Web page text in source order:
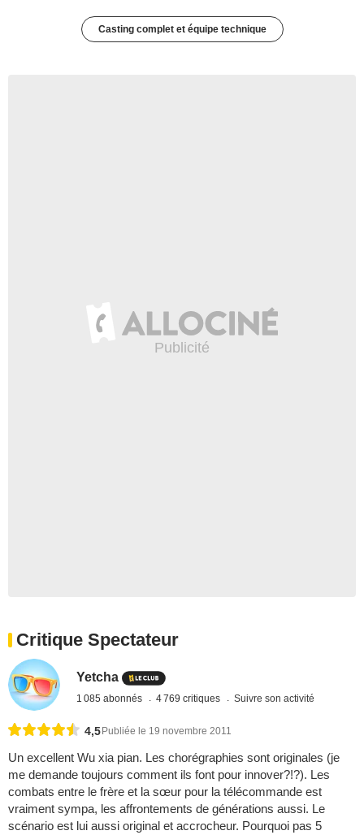
Casting complet et équipe technique
Critique Spectateur
Yetcha
1 085 abonnés 4 769 critiques Suivre son activité
4,5 Publiée le 19 novembre 2011
Un excellent Wu xia pian. Les chorégraphies sont originales (je
me demande toujours comment ils font pour innover?!?). Les
combats entre le frère et la sœur pour la télécommande est
vraiment sympa, les affrontements de générations aussi. Le
scénario est lui aussi original et accrocheur. Pourquoi pas 5